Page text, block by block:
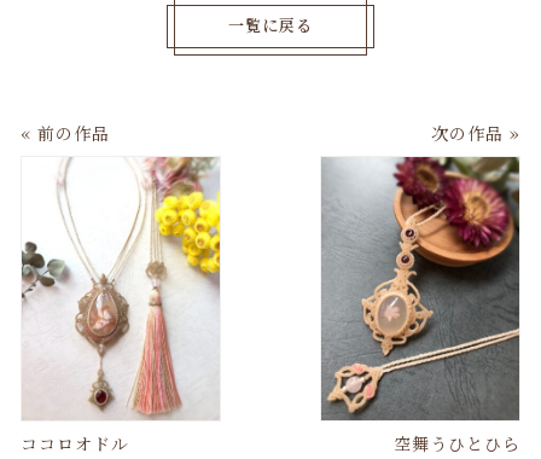
一覧に戻る
« 前の作品
ココロオドル
次の作品 »
空舞うひとひら